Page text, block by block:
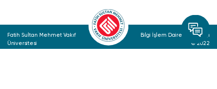
Fatih Sultan Mehmet Vakıf
Üniversitesi
Bilgi İşlem Daire Başkanlığı
© 2022